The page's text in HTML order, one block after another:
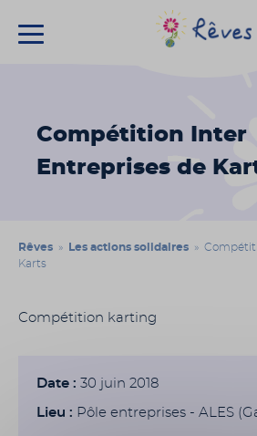
Compétition Inter
Entreprises de
Rêves » Les actions solidaires »
Karts
Compétition karting
Date : 30 juin 2018
Lieu : Pôle entreprises - ALES